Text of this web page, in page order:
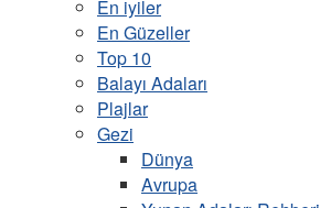
En iyiler
En Güzeller
Top 10
Balayı Adaları
Plajlar
Gezi
Dünya
Avrupa